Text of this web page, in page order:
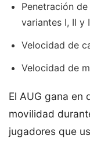
Penetración
variantes I, II y
Velocidad de
Velocidad de
El AUG gana en
movilidad
jugadores que